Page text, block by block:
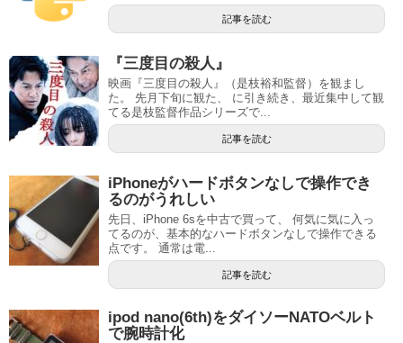
記事を読む
『三度目の殺人』
映画『三度目の殺人』（是枝裕和監督）を観まし
た。 先月下旬に観た、 に引き続き、最近集中して観
てる是枝監督作品シリーズで...
記事を読む
iPhoneがハードボタンなしで操作でき
るのがうれしい
先日、iPhone 6sを中古で買って、 何気に気に入っ
てるのが、基本的なハードボタンなしで操作できる
点です。 通常は電...
記事を読む
ipod nano(6th)をダイソーNATOベルト
で腕時計化